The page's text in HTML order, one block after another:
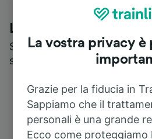
Le recensioni dei
Scopri cosa pensa
servizi
La vostra privacy
Grazie per la fiducia in
Sappiamo che il
personali è una grande
Ecco come proteggiamo